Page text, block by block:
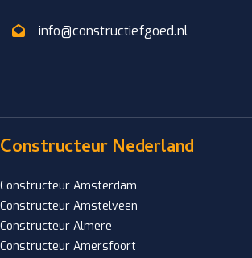
info@constructiefgoed.nl
Constructeur Nederland
Constructeur Amsterdam
Constructeur Amstelveen
Constructeur Almere
Constructeur Amersfoort